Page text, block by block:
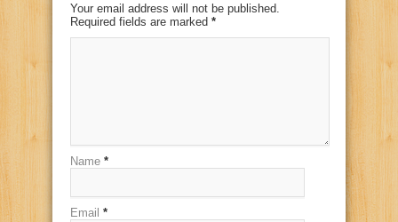
Your email address will not be published.
Required fields are marked *
Name *
Email *